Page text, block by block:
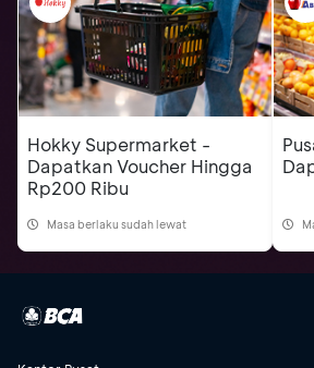
Hokky Supermarket -
Dapatkan Voucher Hingga
Rp200 Ribu
Masa berlaku sudah lewat